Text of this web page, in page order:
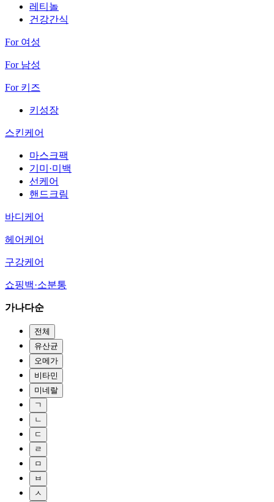
레티놀
건강간식
For 여성
For 남성
For 키즈
키성장
스킨케어
마스크팩
기미·미백
선케어
핸드크림
바디케어
헤어케어
구강케어
쇼핑백·소분통
가나다순
전체
유산균
오메가
비타민
미네랄
ㄱ
ㄴ
ㄷ
ㄹ
ㅁ
ㅂ
ㅅ